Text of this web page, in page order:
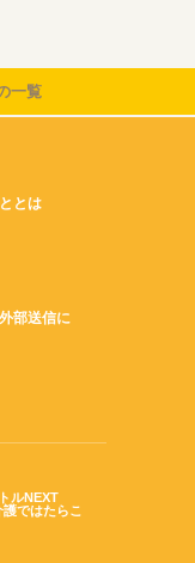
一覧
とは
部送信に
ルNEXT
護ではたらこ